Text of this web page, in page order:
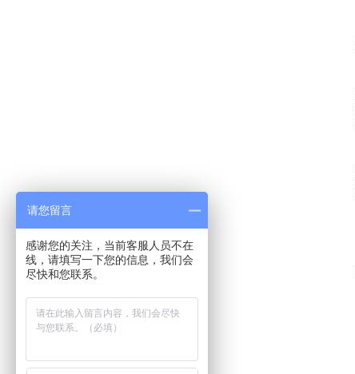
请您留言
感谢您的关注，当前客服人员不在
线，请填写一下您的信息，我们会
尽快和您联系。